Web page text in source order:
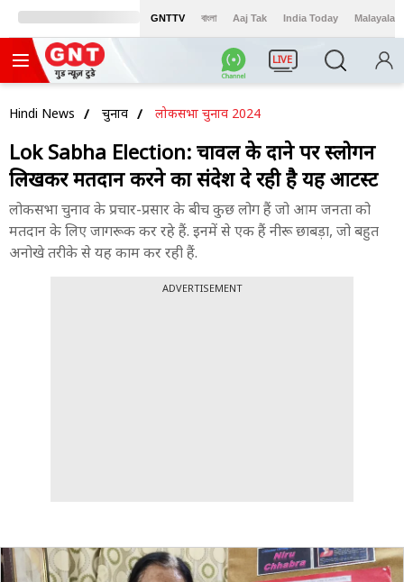
GNTTV বাংলা Aaj Tak India Today Malayalam
LIVE
Hindi News चुनाव लोकसभा चुनाव 2024
Lok Sabha Election: चावल के दाने पर स्लोगन
लिखकर मतदान करने का संदेश दे रही है यह आर्टिस्ट
लोकसभा चुनाव के प्रचार-प्रसार के बीच कुछ लोग हैं जो आम जनता को
मतदान के लिए जागरूक कर रहे हैं. इनमें से एक हैं नीरू छाबड़ा, जो बहुत
अनोखे तरीके से यह काम कर रही हैं.
ADVERTISEMENT